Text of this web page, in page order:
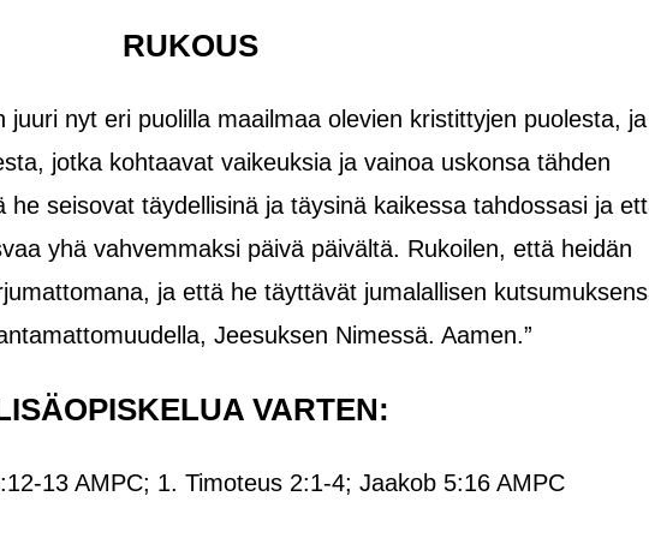
RUKOUS
juuri nyt eri puolilla maailmaa olevien kristittyjen puolesta, ja
jotka kohtaavat vaikeuksia ja vainoa uskonsa tähden
he seisovat täydellisinä ja täysinä kaikessa tahdossasi ja
yhä vahvemmaksi päivä päivältä. Rukoilen, että heidän
ja että he täyttävät jumalallisen
Jeesuksen Nimessä. Aamen.”
VARTEN:
13 AMPC; 1. Timoteus 2:1-4; Jaakob 5:16 AMPC